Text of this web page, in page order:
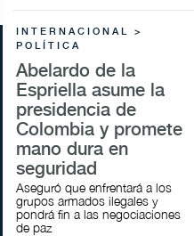
INTERNACIONAL >
POLÍTICA
Abelardo de la
Espriella asume la
presidencia de
Colombia y promete
mano dura en
seguridad
Aseguró que enfrentará a los
grupos armados ilegales y
pondrá fin a las negociaciones
de paz